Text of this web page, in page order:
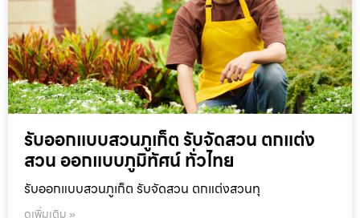
รับออกแบบสวนภูเก็ต รับจัดสวน ตกแต่ง
สวน ออกแบบภูมิทัศน์ ทั่วไทย
รับออกแบบสวนภูเก็ต รับจัดสวน ตกแต่งสวนทุ
ดูเพิ่มเติม »